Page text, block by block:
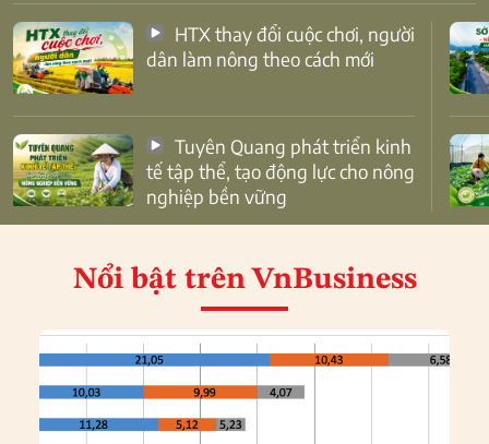
dân làm nông theo cách mới
tế tập thể, tạo động lực cho nông
nghiệp bền vững
Nổi bật trên VnBusiness